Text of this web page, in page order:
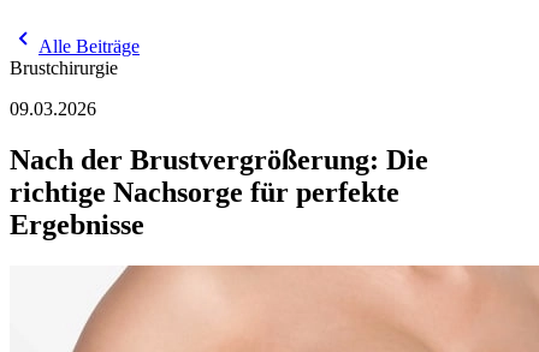
Alle Beiträge
Brustchirurgie
09.03.2026
Nach der Brustvergrößerung: Die
richtige Nachsorge für perfekte
Ergebnisse